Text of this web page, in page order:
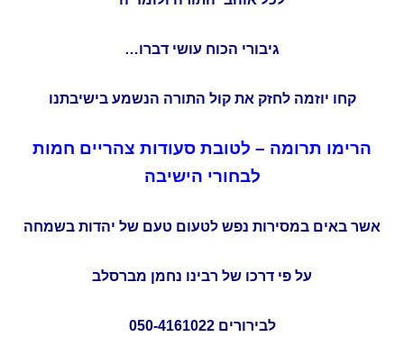
גיבורי הכוח עושי דברו…
קחו יוזמה לחזק את קול התורה הנשמע בישיבתנו
הרימו תרומה – לטובת סעודות צהריים חמות
לבחורי הישיבה
אשר באים במסירות נפש לטעום טעם של יהדות בשמחה
על פי דרכו של רבינו נחמן מברסלב
לבירורים 050-4161022